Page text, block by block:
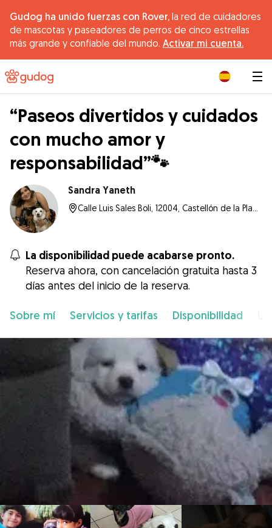
Gudog ha unido fuerzas con Rover, la red de cuidadores
de mascotas y paseadores de perros de cinco estrellas
más grande y confiable del mundo. Activar mi cuenta.
“Paseos divertidos y cuidados
con mucho amor y
responsabilidad”🐾
Sandra Yaneth
La disponibilidad puede acabarse pronto.
Reserva ahora, con cancelación gratuita hasta 3
días antes del inicio de la reserva.
Sobre mí Servicios y tarifas Disponibilidad